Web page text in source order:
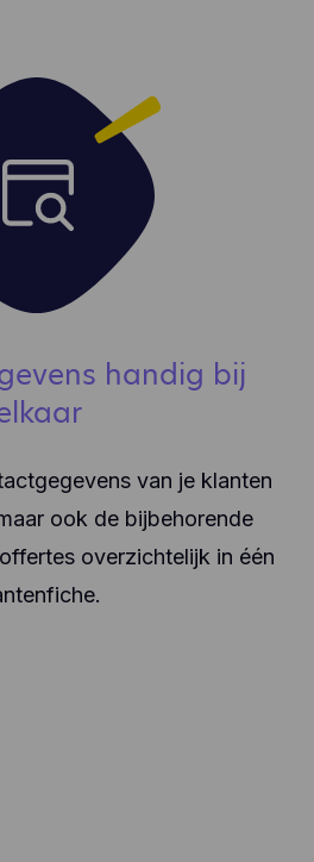
handig bij
van je klanten
ook de bijbehorende
overzichtelijk in één